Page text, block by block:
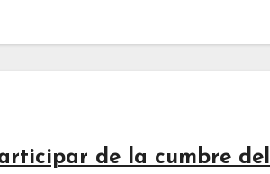
de la cumbre del